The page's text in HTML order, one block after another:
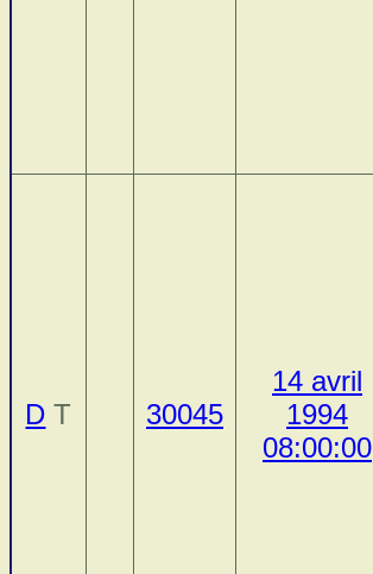
D T 30045
14 avril
1994
08:00:00